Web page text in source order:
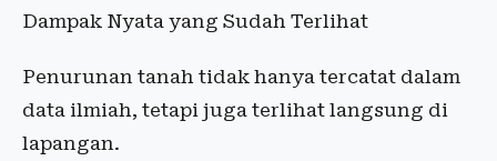
Dampak Nyata yang Sudah Terlihat
Penurunan tanah tidak hanya tercatat dalam
data ilmiah, tetapi juga terlihat langsung di
lapangan.